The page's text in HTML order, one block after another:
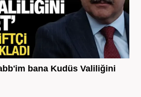
bana Kudüs Valiliğini